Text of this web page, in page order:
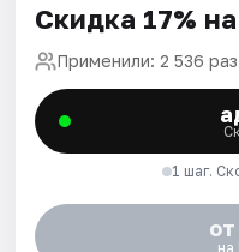
Скидка 17%
Применили: 2 536 раз
1 шаг.
на